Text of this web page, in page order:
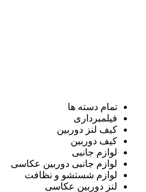
تمام دسته ها
فیلمبرداری
کیف لنز دوربین
کیف دوربین
لوازم جانبی
لوازم جانبی دوربین عکاسی
لوازم شستشو و نظافت
لنز دوربین عکاسی